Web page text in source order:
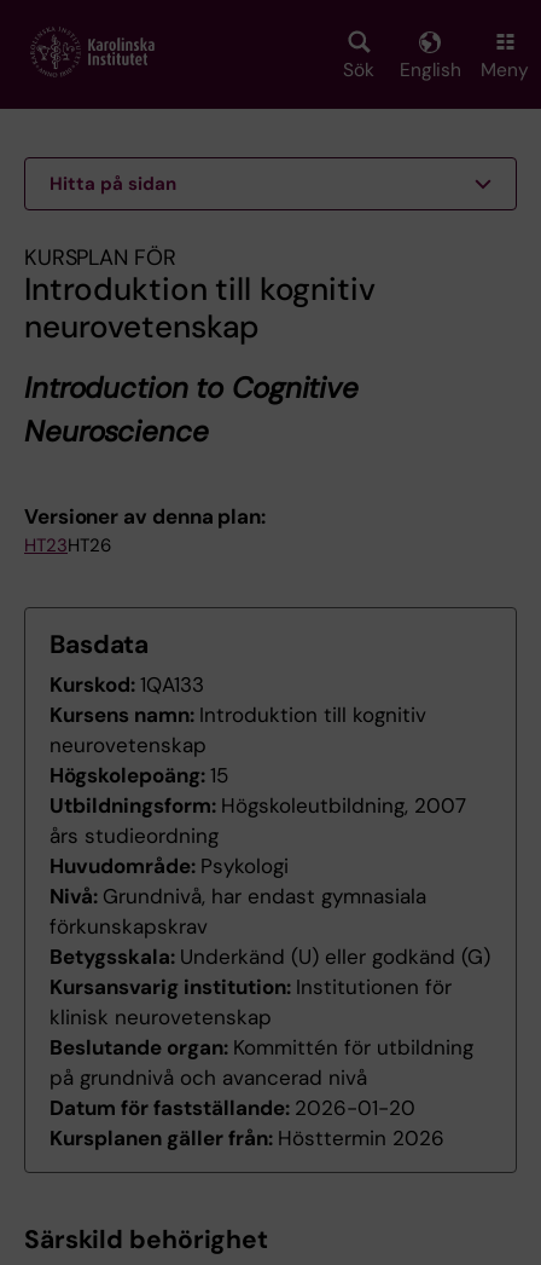
main
Sök English Meny
Hitta på sidan
KURSPLAN FÖR
Introduktion till kognitiv
neurovetenskap
Introduction to Cognitive
Neuroscience
Versioner av denna plan:
HT23HT26
Basdata
Kurskod:1QA133
Kursens namn: Introduktion till kognitiv
neurovetenskap
Högskolepoäng:15
Utbildningsform: Högskoleutbildning, 2007
års studieordning
Huvudområde: Psykologi
Nivå: Grundnivå, har endast gymnasiala
förkunskapskrav
Betygsskala: Underkänd (U) eller godkänd (G)
Kursansvarig institution: Institutionen för
klinisk neurovetenskap
Beslutande organ: Kommittén för utbildning
på grundnivå och avancerad nivå
Datum för fastställande: 2026-01-20
Kursplanen gäller från: Hösttermin 2026
Särskild behörighet